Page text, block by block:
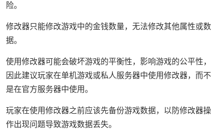
险。
修改器只能修改游戏中的金钱数量，无法修改其他属性或数
据。
使用修改器可能会破坏游戏的平衡性，影响游戏的公平性，
因此建议玩家在单机游戏或私人服务器中使用修改器，而不
是在官方服务器中使用。
玩家在使用修改器之前应该先备份游戏数据，以防修改器操
作出现问题导致游戏数据丢失。